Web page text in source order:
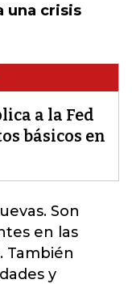
una crisis
a la Fed
básicos en
Son
en las
También
y